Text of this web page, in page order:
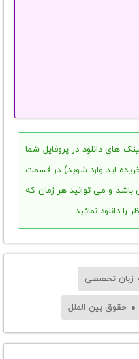
های دانلود در پروفایل شما
اید وارد شوید) در قسمت
و می توانید هر زمان که
را دانلود نمائید.
زبان تخصصی
حقوق بین الملل